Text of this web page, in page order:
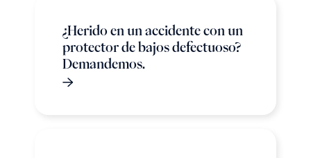
¿Herido en un accidente con un
protector de bajos defectuoso?
Demandemos.